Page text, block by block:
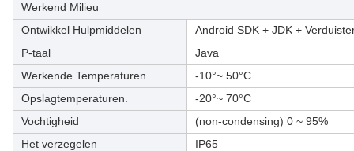
Werkend Milieu
Ontwikkel Hulpmiddelen
Android SDK + JDK +
P-taal
Java
Werkende Temperaturen.
-10°~ 50°C
Opslagtemperaturen.
-20°~ 70°C
Vochtigheid
(non-condensing) 0 ~ 95%
Het verzegelen
IP65